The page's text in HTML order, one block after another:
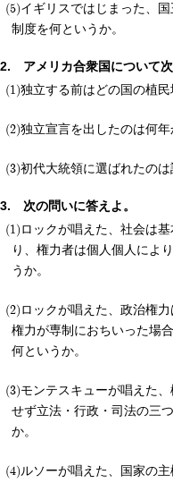
イギリスではじまった、
制度を何というか。
アメリカ合衆国について
独立する前はどの国の植民
独立宣言を出したのは何年
初代大統領に選ばれたのは
次の問いに答えよ。
ロックが唱えた、社会は
り、権力者は個人個人によ
うか。
ロックが唱えた、政治権
権力が専制におちいった場
何というか。
モンテスキューが唱えた
せず立法・行政・司法の三
か。
ルソーが唱えた、国家の